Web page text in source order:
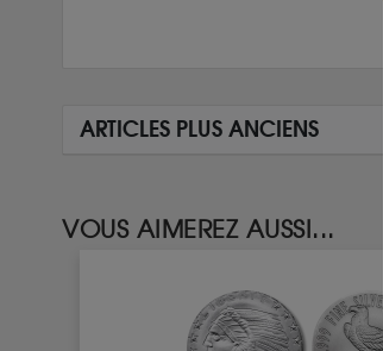
ARTICLES PLUS ANCIENS
VOUS AIMEREZ AUSSI...